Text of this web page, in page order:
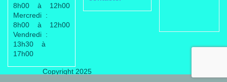
8h00 à 12h00
Mercredi :
8h00 à 12h00
Vendredi :
13h30 à
17h00
Copyright 2025